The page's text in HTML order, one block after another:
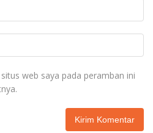
web saya pada peramban ini